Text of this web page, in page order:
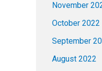
November
October 2022
September
August 2022